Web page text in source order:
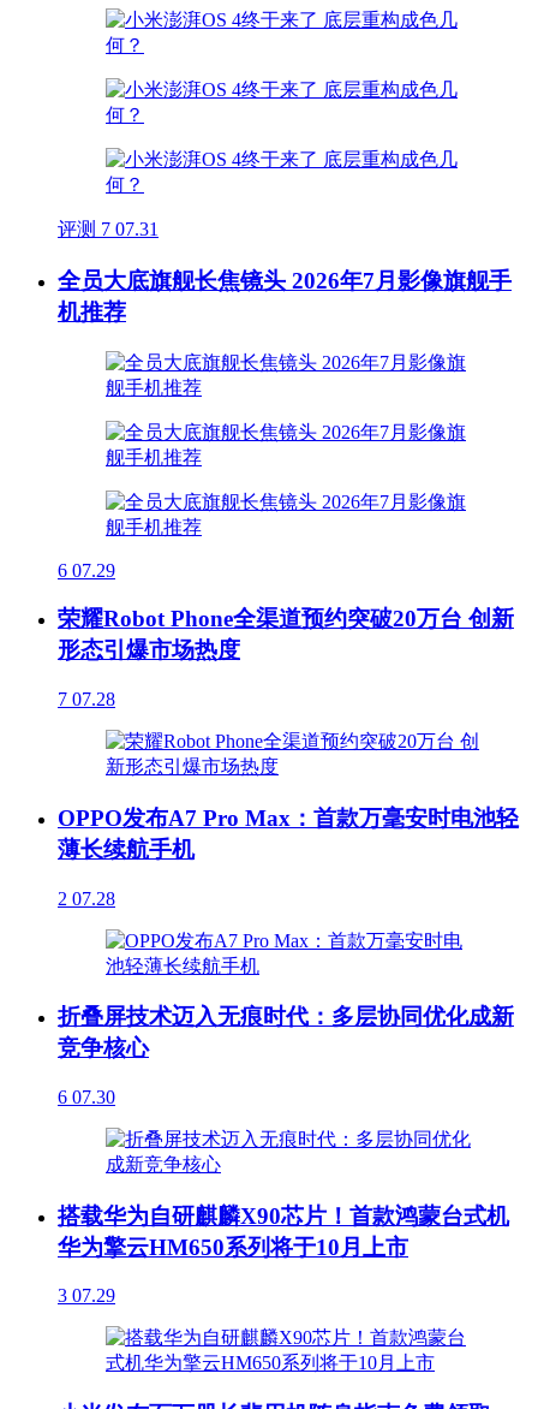
评测 7 07.31
全员大底旗舰长焦镜头 2026年7月影像旗舰手
机推荐
6 07.29
荣耀Robot Phone全渠道预约突破20万台 创新
形态引爆市场热度
7 07.28
OPPO发布A7 Pro Max：首款万毫安时电池轻
薄长续航手机
2 07.28
折叠屏技术迈入无痕时代：多层协同优化成新
竞争核心
6 07.30
搭载华为自研麒麟X90芯片！首款鸿蒙台式机
华为擎云HM650系列将于10月上市
3 07.29